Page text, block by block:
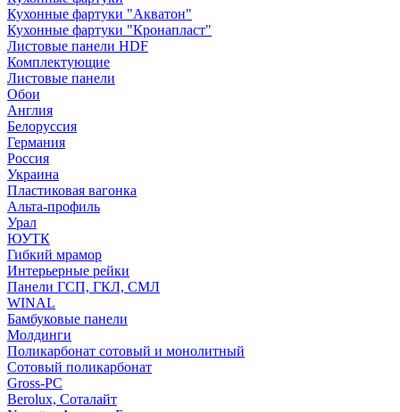
Кухонные фартуки "Акватон"
Кухонные фартуки "Кронапласт"
Листовые панели HDF
Комплектующие
Листовые панели
Обои
Англия
Белоруссия
Германия
Россия
Украина
Пластиковая вагонка
Альта-профиль
Урал
ЮУТК
Гибкий мрамор
Интерьерные рейки
Панели ГСП, ГКЛ, СМЛ
WINAL
Бамбуковые панели
Молдинги
Поликарбонат сотовый и монолитный
Сотовый поликарбонат
Gross-PC
Berolux, Соталайт